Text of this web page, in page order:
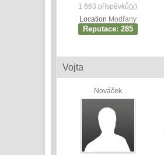
1 663 příspěvků(y)
Location Modřany
Reputace: 285
Vojta
Nováček